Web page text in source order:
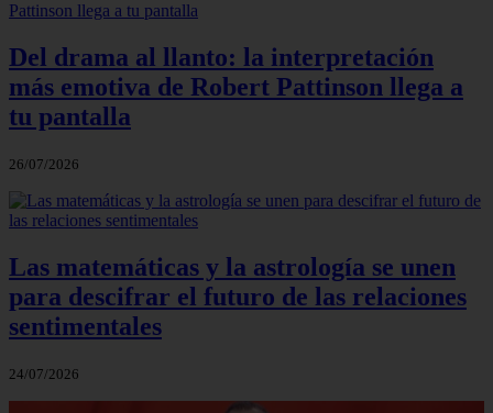
Del drama al llanto: la interpretación
más emotiva de Robert Pattinson llega a
tu pantalla
26/07/2026
Las matemáticas y la astrología se unen
para descifrar el futuro de las relaciones
sentimentales
24/07/2026